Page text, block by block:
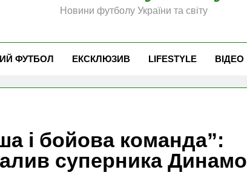
Новини футболу України та світу
ФУТБОЛ ЕКСКЛЮЗИВ LIFESTYLE ВІДЕО
і бойова команда”:
суперника Динамо